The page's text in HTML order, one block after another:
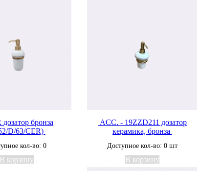
дозатор бронза
D/63/CER)
кол-во: 0
В корзину
ACC. - 19ZZD211 дозатор
керамика, бронза
Доступное кол-во: 0 шт
В корзину